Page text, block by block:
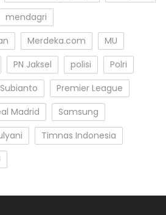
mendagri
Merdeka.com
MU
PN Jaksel polisi
Polri
Premier League
Madrid
Samsung
Timnas Indonesia